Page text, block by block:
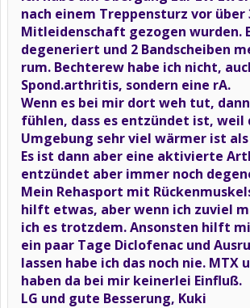
nach einem Treppensturz vor über
Mitleidenschaft gezogen wurden.
degeneriert und 2 Bandscheiben
rum. Bechterew habe ich nicht,
Spond.arthritis, sondern eine rA.
Wenn es bei mir dort weh tut,
fühlen, dass es entzündet ist, weil
Umgebung sehr viel wärmer ist
Es ist dann aber eine aktivierte
entzündet aber immer noch
Mein Rehasport mit
hilft etwas, aber wenn ich zuviel
ich es trotzdem. Ansonsten hilft
ein paar Tage Diclofenac und
lassen habe ich das noch nie. MTX
haben da bei mir keinerlei Einfluß.
LG und gute Besserung, Kuki